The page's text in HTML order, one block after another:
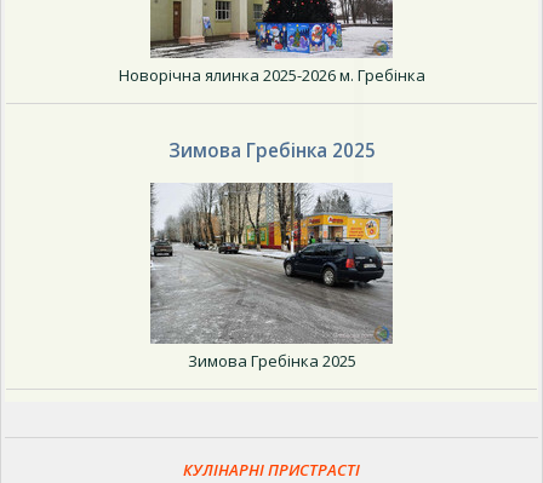
Новорічна ялинка 2025-2026 м. Гребінка
Зимова Гребінка 2025
Зимова Гребінка 2025
КУЛІНАРНІ ПРИСТРАСТІ